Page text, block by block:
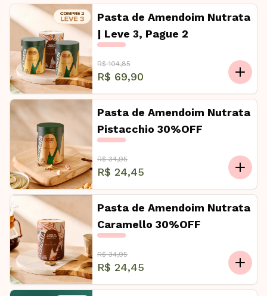
Pasta de Amendoim Nutrata
| Leve 3, Pague 2
R$ 104,85
R$ 69,90
Pasta de Amendoim Nutrata
Pistacchio 30%OFF
R$ 34,95
R$ 24,45
Pasta de Amendoim Nutrata
Caramello 30%OFF
R$ 34,95
R$ 24,45